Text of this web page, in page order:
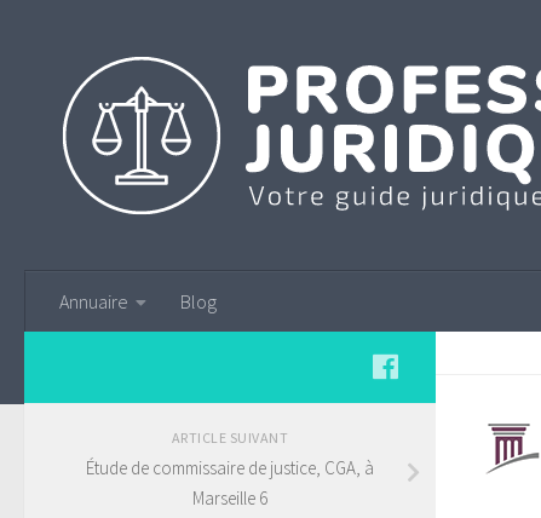
Annuaire Blog
ARTICLE SUIVANT
Étude de commissaire de justice, CGA, à
Marseille 6